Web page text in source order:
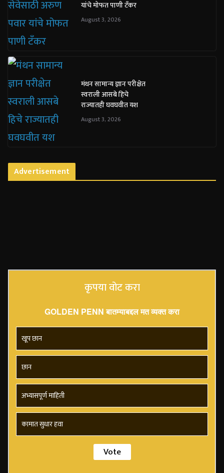
यांचे मोफत पाणी टँकर
August 3, 2026
मंथन सामान्य ज्ञान परीक्षेत
स्वराली आसबे हिचे
राज्यातही घवघवीत यश
August 3, 2026
Advertisement
कृपया वोट करा
GOLDEN PENN बातम्याबद्दल मत व्यक्त करा
खूप छान
छान
अभ्यासपूर्ण माहिती
कामात सुधार हवा